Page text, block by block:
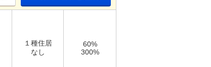
１種住居
なし
60%
300%